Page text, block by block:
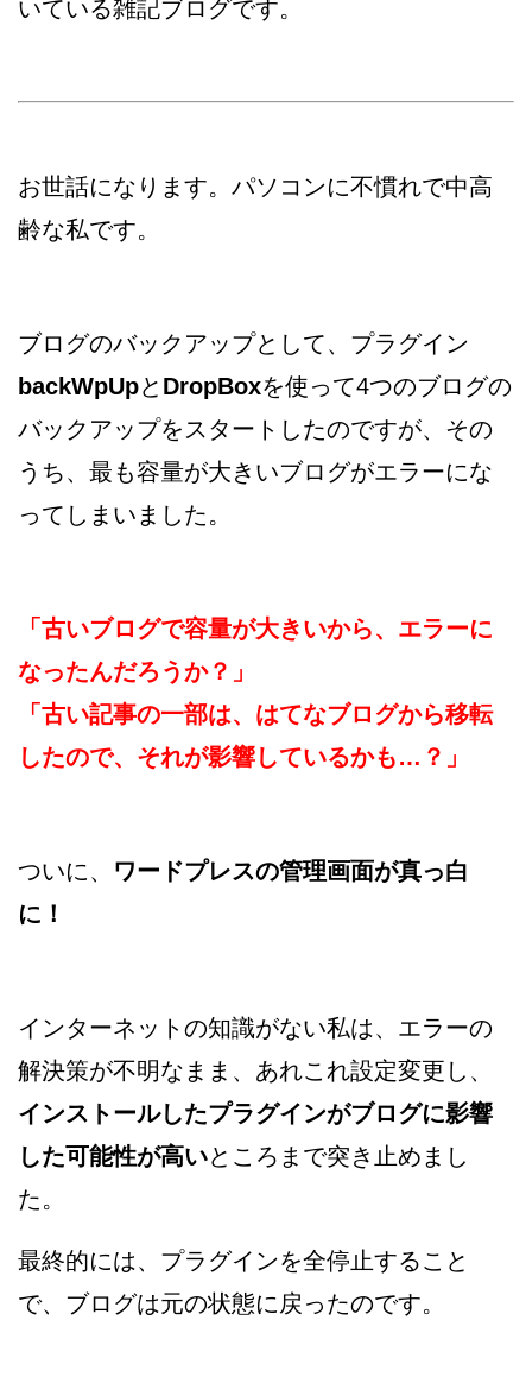
いている雑記ブログです。
お世話になります。パソコンに不慣れで中高
齢な私です。
ブログのバックアップとして、プラグイン
backWpUpと DropBoxを使って4つのブログの
バックアップをスタートしたのですが、その
うち、最も容量が大きいブログがエラーにな
ってしまいました。
「古いブログで容量が大きいから、エラーに
なったんだろうか？」
「古い記事の一部は、はてなブログから移転
したので、それが影響しているかも…？」
ついに、 ワードプレスの管理画面が真っ白
に！
インターネットの知識がない私は、エラーの
解決策が不明なまま、あれこれ設定変更し、
インストールしたプラグインがブログに影響
した可能性が高いところまで突き止めまし
た。
最終的には、プラグインを全停止すること
で、ブログは元の状態に戻ったのです。